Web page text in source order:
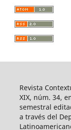
Revista
XIX, núm. 34,
semestral
a través del